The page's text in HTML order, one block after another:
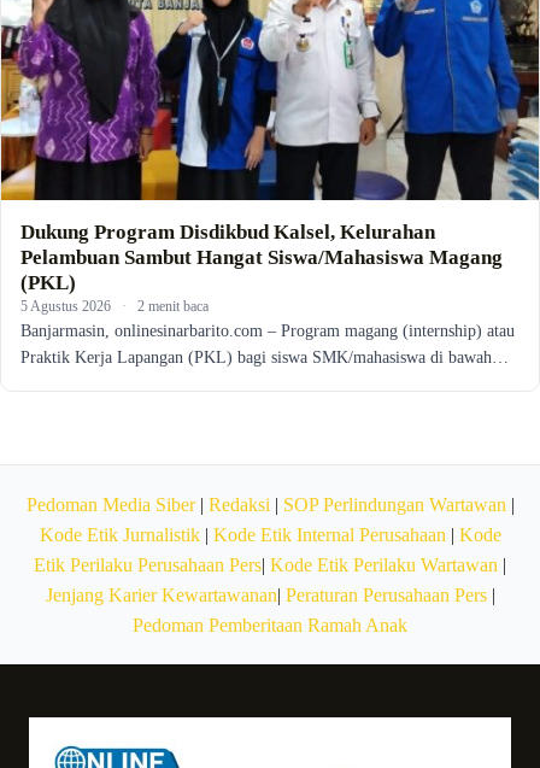
Dukung Program Disdikbud Kalsel, Kelurahan
Pelambuan Sambut Hangat Siswa/Mahasiswa Magang
(PKL)
5 Agustus 2026 · 2 menit baca
Banjarmasin, onlinesinarbarito.com – Program magang (internship) atau
Praktik Kerja Lapangan (PKL) bagi siswa SMK/mahasiswa di bawah…
Pedoman Media Siber| Redaksi | SOP Perlindungan Wartawan |
Kode Etik Jurnalistik| Kode Etik Internal Perusahaan | Kode
Etik Perilaku Perusahaan Pers| Kode Etik Perilaku Wartawan |
Jenjang Karier Kewartawanan| Peraturan Perusahaan Pers|
Pedoman Pemberitaan Ramah Anak